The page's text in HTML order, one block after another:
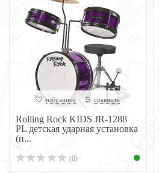
избранное сравнить
Rolling Rock KIDS JR-1288
PL детская ударная установка
(п...
(0)